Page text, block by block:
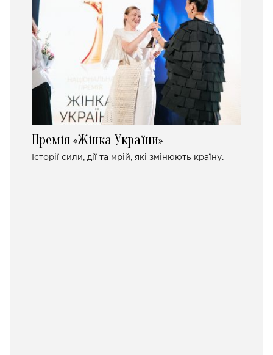
Премія «Жінка України»
Історії сили, дії та мрій, які змінюють країну.